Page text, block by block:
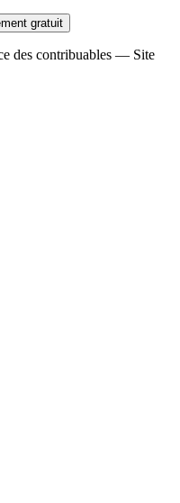
gratuit
des contribuables — Site